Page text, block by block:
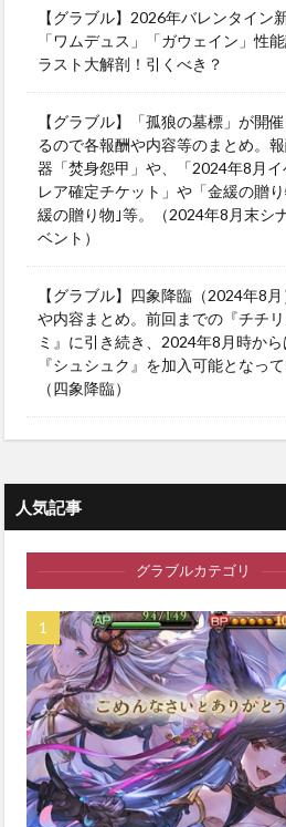
【グラブル】2026年バレンタイン
「ワムデュス」「ガウェイン」性
ラスト大解剖！引くべき？
【グラブル】「孤狼の墓標」が開
るので各報酬や内容等のまとめ。
器「焚身怨甲」や、「2024年8月イ
レア確定チケット」や「金緩の贈
緩の贈り物｣等。（2024年8月末シ
ベント）
【グラブル】四象降臨（2024年8
や内容まとめ。前回までの『チチ
ミ』に引き続き、2024年8月時から
『シュシュク』を加入可能となって
（四象降臨）
人気記事
グラブルカテゴリ